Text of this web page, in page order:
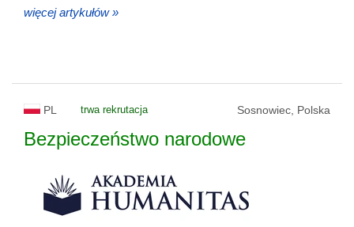
więcej artykułów »
PL trwa rekrutacja Sosnowiec, Polska
Bezpieczeństwo narodowe